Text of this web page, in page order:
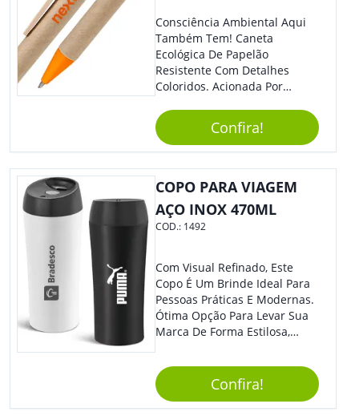
Consciência Ambiental Aqui
Também Tem! Caneta
Ecológica De Papelão
Resistente Com Detalhes
Coloridos. Acionada Por
E Tem Ponteira Firme, Ideal
Para Traços Precisos.
Confira!
COPO PARA VIAGEM
AÇO INOX 470ML
COD.: 1492
Com Visual Refinado, Este
Copo É Um Brinde Ideal Para
Pessoas Práticas E Modernas.
Ótima Opção Para Levar Sua
Marca De Forma Estilosa,
Empresa Em Eventos,
Reuniões Corporativas Ou Até
Mesmo Para Presentear
Colaboradores.
Confira!